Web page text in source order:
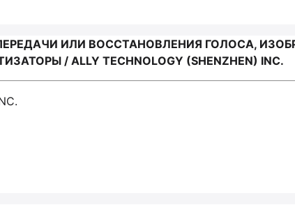
ИЛИ ВОССТАНОВЛЕНИЯ ГОЛОСА,
/ ALLY TECHNOLOGY (SHENZHEN) INC.